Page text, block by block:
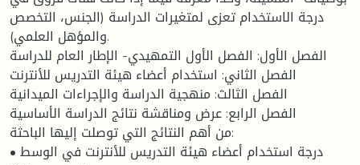
درجة الاستخدام تعزى لمتغيرات الدراسة (الجنس، التخصص
والمؤهل العلمي).
الفصل الأول: الفصل الأول التمهيدي- الإطار العام للدراسة
الفصل الثاني: استخدام أعضاء هيئة التدريس للأنترنت
الفصل الثالث: منهجية الدراسة والإجراءات الميدانية
الفصل الرابع: عرض ومناقشة نتائج الدراسة الأساسية
من أهم النتائج التي توصلت إليها الباحثة:
• درجة استخدام أعضاء هيئة التدريس للأنترنت في الوسط